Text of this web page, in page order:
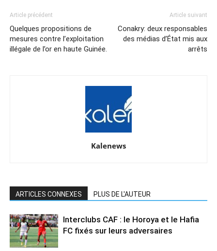
Article précédent
Quelques propositions de
mesures contre l’exploitation
illégale de l’or en haute Guinée.
Article suivant
Conakry: deux responsables
des médias d’État mis aux
arrêts
Kalenews
ARTICLES CONNEXES PLUS DE L'AUTEUR
Interclubs CAF : le Horoya et le Hafia
FC fixés sur leurs adversaires